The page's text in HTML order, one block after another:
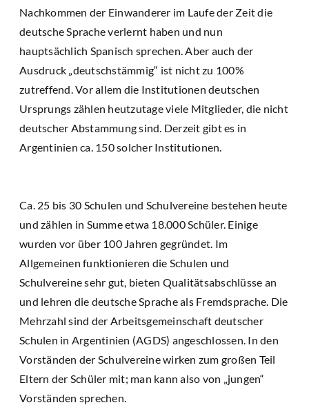
Nachkommen der Einwanderer im Laufe der Zeit die
deutsche Sprache verlernt haben und nun
hauptsächlich Spanisch sprechen. Aber auch der
Ausdruck „deutschstämmig“ ist nicht zu 100%
zutreffend. Vor allem die Institutionen deutschen
Ursprungs zählen heutzutage viele Mitglieder, die nicht
deutscher Abstammung sind. Derzeit gibt es in
Argentinien ca. 150 solcher Institutionen.
Ca. 25 bis 30 Schulen und Schulvereine bestehen heute
und zählen in Summe etwa 18.000 Schüler. Einige
wurden vor über 100 Jahren gegründet. Im
Allgemeinen funktionieren die Schulen und
Schulvereine sehr gut, bieten Qualitätsabschlüsse an
und lehren die deutsche Sprache als Fremdsprache. Die
Mehrzahl sind der Arbeitsgemeinschaft deutscher
Schulen in Argentinien (AGDS) angeschlossen. In den
Vorständen der Schulvereine wirken zum großen Teil
Eltern der Schüler mit; man kann also von „jungen“
Vorständen sprechen.